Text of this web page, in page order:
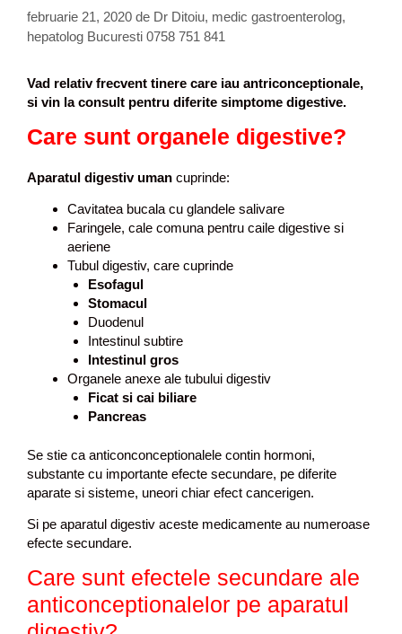
e
r
o
u
februarie 21, 2020 de Dr Ditoiu, medic gastroenterolog,
hepatolog Bucuresti 0758 751 841
Vad relativ frecvent tinere care iau antriconceptionale,
si vin la consult pentru diferite simptome digestive.
Care sunt organele digestive?
Aparatul digestiv uman cuprinde:
Cavitatea bucala cu glandele salivare
Faringele, cale comuna pentru caile digestive si
aeriene
Tubul digestiv, care cuprinde
Esofagul
Stomacul
Duodenul
Intestinul subtire
Intestinul gros
Organele anexe ale tubului digestiv
Ficat si cai biliare
Pancreas
Se stie ca anticonconceptionalele contin hormoni,
substante cu importante efecte secundare, pe diferite
aparate si sisteme, uneori chiar efect cancerigen.
Si pe aparatul digestiv aceste medicamente au numeroase
efecte secundare.
Care sunt efectele secundare ale
anticonceptionalelor pe aparatul